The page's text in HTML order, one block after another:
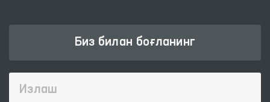
Биз билан боғланинг